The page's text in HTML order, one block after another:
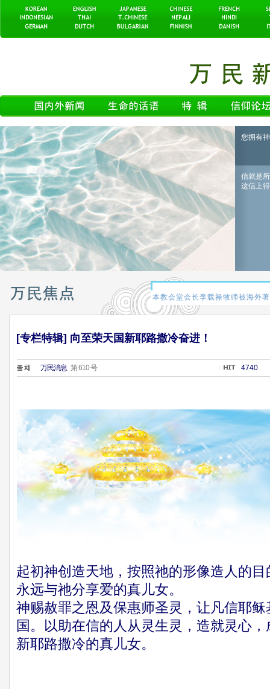
您拥有
信就是
这信上
[专栏特辑] 向至荣天国新耶路撒冷奋进！
万民消息第 610 号 4740
起初神创造天地，按照祂的形像造人的
永远与祂分享爱的真儿女。
神赐赦罪之恩及保惠师圣灵，让凡信耶
国。以助在信的人从灵生灵，造就灵心
新耶路撒冷的真儿女。